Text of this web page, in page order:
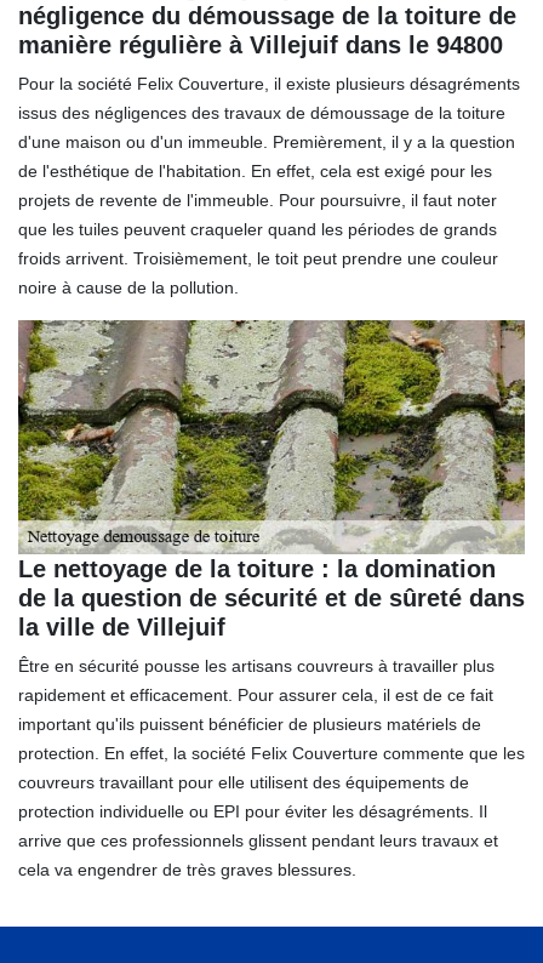
négligence du démoussage de la toiture de
manière régulière à Villejuif dans le 94800
Pour la société Felix Couverture, il existe plusieurs désagréments
issus des négligences des travaux de démoussage de la toiture
d'une maison ou d'un immeuble. Premièrement, il y a la question
de l'esthétique de l'habitation. En effet, cela est exigé pour les
projets de revente de l'immeuble. Pour poursuivre, il faut noter
que les tuiles peuvent craqueler quand les périodes de grands
froids arrivent. Troisièmement, le toit peut prendre une couleur
noire à cause de la pollution.
Le nettoyage de la toiture : la domination
de la question de sécurité et de sûreté dans
la ville de Villejuif
Être en sécurité pousse les artisans couvreurs à travailler plus
rapidement et efficacement. Pour assurer cela, il est de ce fait
important qu'ils puissent bénéficier de plusieurs matériels de
protection. En effet, la société Felix Couverture commente que les
couvreurs travaillant pour elle utilisent des équipements de
protection individuelle ou EPI pour éviter les désagréments. Il
arrive que ces professionnels glissent pendant leurs travaux et
cela va engendrer de très graves blessures.